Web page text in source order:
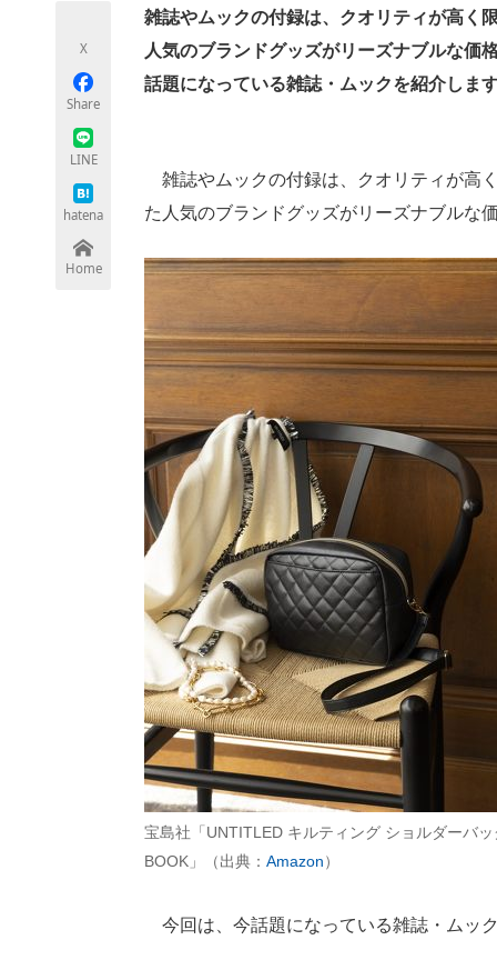
ちょっと気になるネットの話題
X
Share
LINE
hatena
Home
雑誌やムックの付録は、クオリティが高く
人気のブランドグッズがリーズナブルな価
話題になっている雑誌・ムックを紹介しま
雑誌やムックの付録は、クオリティが高
た人気のブランドグッズがリーズナブルな
宝島社「UNTITLED キルティング ショルダーバッ
BOOK」（出典： Amazon）
今回は、今話題になっている雑誌・ムッ